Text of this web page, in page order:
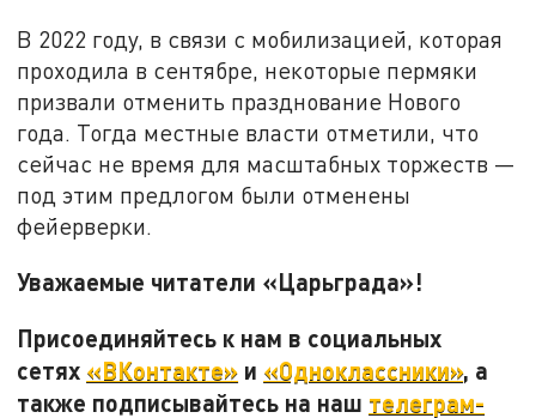
В 2022 году, в связи с мобилизацией, которая
проходила в сентябре, некоторые пермяки
призвали отменить празднование Нового
года. Тогда местные власти отметили, что
сейчас не время для масштабных торжеств —
под этим предлогом были отменены
фейерверки.
Уважаемые читатели «Царьграда»!
Присоединяйтесь к нам в социальных
сетях «ВКонтакте» и «Одноклассники», а
также подписывайтесь на наш телеграм-